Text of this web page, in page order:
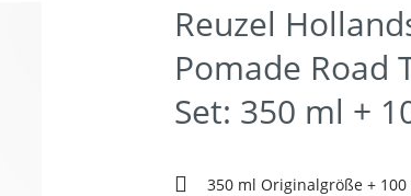
Reuzel
Pomade Road
Set: 350 ml +
350 ml Originalgröße + 100